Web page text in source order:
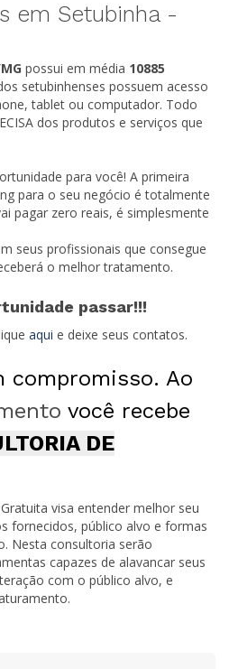
em Setubinha -
MG possui em média 10885
setubinhenses possuem acesso
tablet ou computador. Todo
dos produtos e serviços que
para você! A primeira
para o seu negócio é totalmente
pagar zero reais, é simplesmente
seus profissionais que consegue
o melhor tratamento.
passar!!!
aqui e deixe seus contatos.
compromisso. Ao
você recebe
DE
visa entender melhor seu
fornecidos, público alvo e formas
Nesta consultoria serão
capazes de alavancar seus
com o público alvo, e